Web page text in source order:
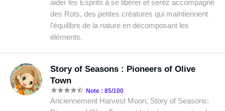
aider les Esprits à se libérer et serez accompagné
des Rots, des petites créatures qui maintiennent
l'équilibre de la nature en décomposant les
éléments.
Story of Seasons : Pioneers of Olive
Town
Note : 85/100
Anciennement Harvest Moon, Story of Seasons: